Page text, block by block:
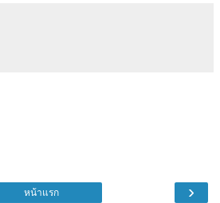
›
หน้าแรก